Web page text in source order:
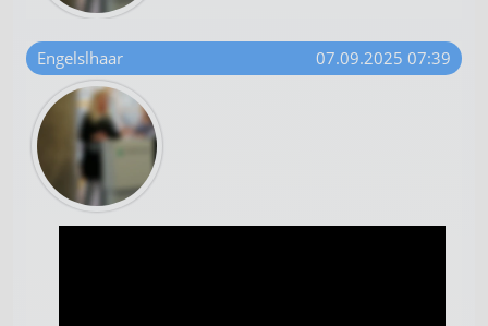
Engelslhaar 07.09.2025 07:39